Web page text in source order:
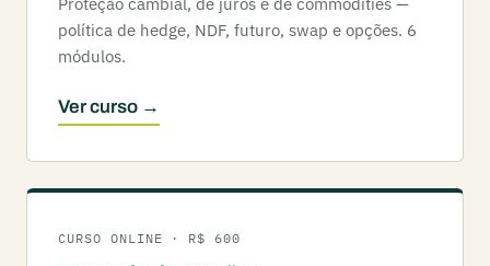
política de hedge, NDF, futuro, swap e opções. 6
módulos.
Ver curso →
CURSO ONLINE · R$ 600